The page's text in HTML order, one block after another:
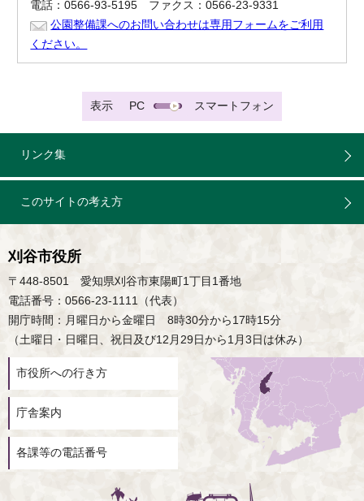
電話：0566-93-5195 ファクス：0566-23-9331
公園整備課へのお問い合わせは専用フォームをご利用
ください。
表示 PC スマートフォン
リンク集
このサイトの考え方
刈谷市役所
〒448-8501 愛知県刈谷市東陽町1丁目1番地
電話番号：0566-23-1111（代表）
開庁時間：月曜日から金曜日 8時30分から17時15分
（土曜日・日曜日、祝日及び12月29日から1月3日は休み）
市役所への行き方
庁舎案内
各課等の電話番号